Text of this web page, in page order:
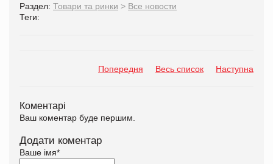
Раздел: Товари та ринки > Все новости
Теги:
Попередня Весь список Наступна
Коментарі
Ваш коментар буде першим.
Додати коментар
Ваше імя*